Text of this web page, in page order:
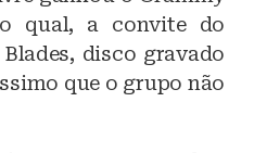
qual, a convite do
disco gravado
que o grupo não